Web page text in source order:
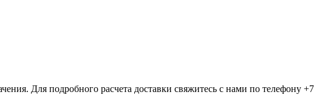
Для подробного расчета доставки свяжитесь с нами по телефону +7